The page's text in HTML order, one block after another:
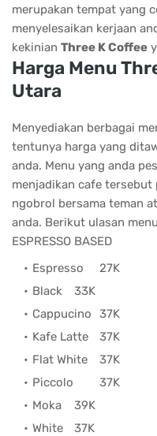
merupakan tempat yang
menyelesaikan kerjaan
kekinian Three K Coffee
Harga Menu
Utara
Menyediakan berbagai
tentunya harga yang
anda. Menu yang anda
menjadikan cafe
ngobrol bersama teman
anda. Berikut ulasan
ESPRESSO BASED
Espresso
27K
Black
33K
Cappucino
37K
Kafe Latte
37K
Flat White
37K
Piccolo
37K
Moka
39K
White
37K